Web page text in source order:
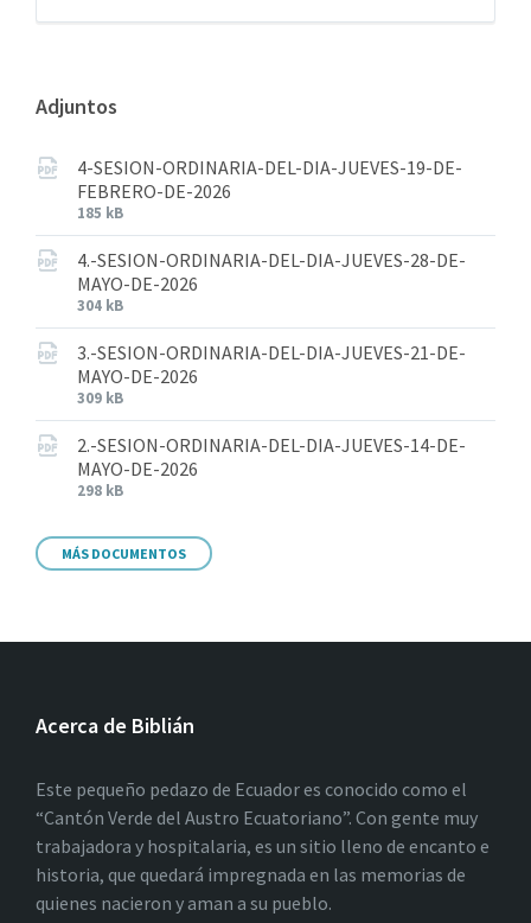
Adjuntos
4-SESION-ORDINARIA-DEL-DIA-JUEVES-19-DE-
FEBRERO-DE-2026
185 kB
4.-SESION-ORDINARIA-DEL-DIA-JUEVES-28-DE-
MAYO-DE-2026
304 kB
3.-SESION-ORDINARIA-DEL-DIA-JUEVES-21-DE-
MAYO-DE-2026
309 kB
2.-SESION-ORDINARIA-DEL-DIA-JUEVES-14-DE-
MAYO-DE-2026
298 kB
MÁS DOCUMENTOS
Acerca de Biblián
Este pequeño pedazo de Ecuador es conocido como el
“Cantón Verde del Austro Ecuatoriano”. Con gente muy
trabajadora y hospitalaria, es un sitio lleno de encanto e
historia, que quedará impregnada en las memorias de
quienes nacieron y aman a su pueblo.